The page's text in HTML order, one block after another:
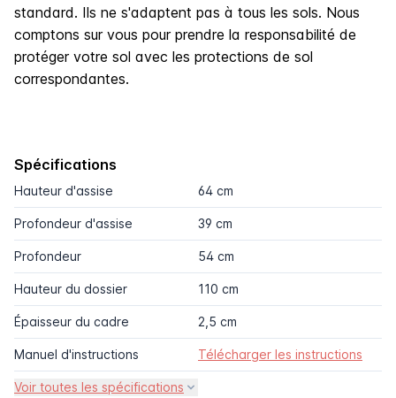
standard. Ils ne s'adaptent pas à tous les sols. Nous
comptons sur vous pour prendre la responsabilité de
protéger votre sol avec les protections de sol
correspondantes.
Spécifications
Hauteur d'assise 64 cm
Profondeur d'assise 39 cm
Profondeur 54 cm
Hauteur du dossier 110 cm
Épaisseur du cadre 2,5 cm
Manuel d'instructions Télécharger les instructions
Voir toutes les spécifications